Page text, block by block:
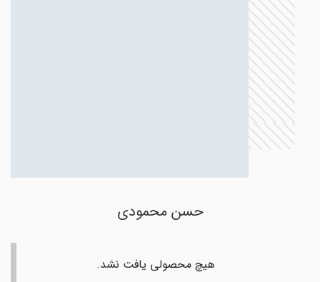
حسن محمودی
هیچ محصولی یافت نشد.